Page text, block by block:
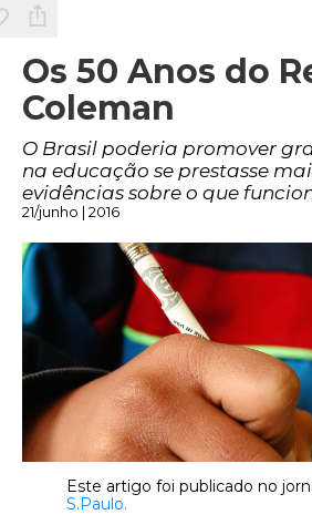
Os 50 Anos do
Coleman
O Brasil poderia promover
na educação se prestasse
evidências sobre o que
21/junho | 2016
Este artigo foi publicado no
S.Paulo.